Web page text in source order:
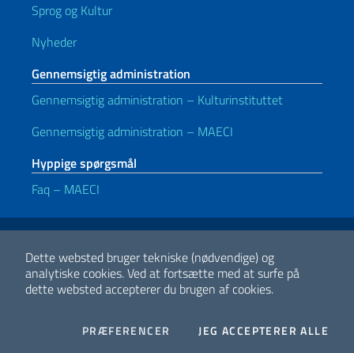
Dette websted bruger tekniske (nødvendige) og
analytiske cookies.Ved at fortsætte med at surfe på
dette websted accepterer du brugen af cookies.
PRÆFERENCER COOKIESJEG ACCEPTERER ALLE
Sprog og Kultur
Nyheder
Gennemsigtig administration
Gennemsigtig administration – Kulturinstituttet
Gennemsigtig administration – MAECI
Hyppige spørgsmål
Faq – MAECI
Nyttige links